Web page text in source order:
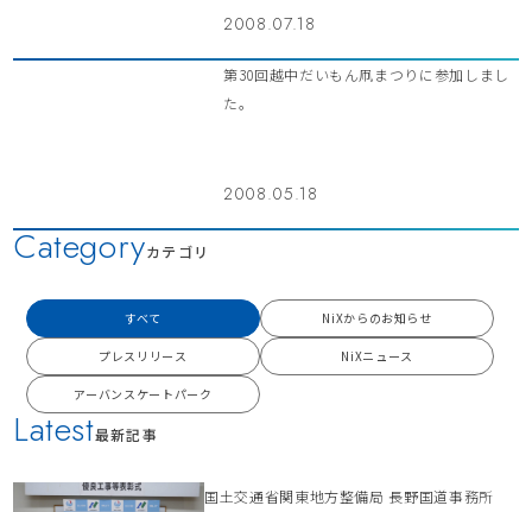
2008.07.18
第30回越中だいもん凧まつりに参加しまし
た。
2008.05.18
Latest最新記事
国土交通省関東地方整備局 長野国道事務所
Categoryカテゴリ
すべて NiXからのお知らせ
プレスリリース NiXニュース
アーバンスケートパーク